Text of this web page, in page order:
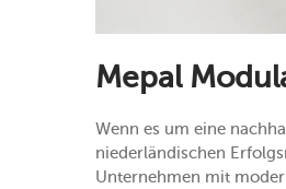
Mepal
Wenn es um eine
niederländischen
Unternehmen mit